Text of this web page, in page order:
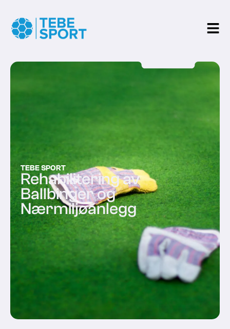
TEBE SPORT
Rehabilitering av
Ballbinger og
Nærmiljøanlegg